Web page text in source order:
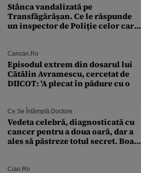
Stânca vandalizată pe
Transfăgărășan. Ce le răspunde
un inspector de Poliție celor care
Cancan.ro
Episodul extrem din dosarul lui
Cătălin Avramescu, cercetat de
DIICOT: 'A plecat în pădure cu o
Ce Se Întâmplă Doctore
Vedeta celebră, diagnosticată cu
cancer pentru a doua oară, dar a
ales să păstreze totul secret. Boala
Ciao.ro